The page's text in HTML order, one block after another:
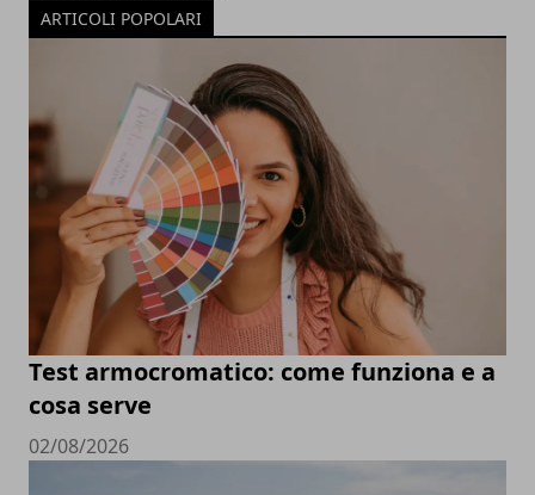
ARTICOLI POPOLARI
Test armocromatico: come funziona e a
cosa serve
02/08/2026